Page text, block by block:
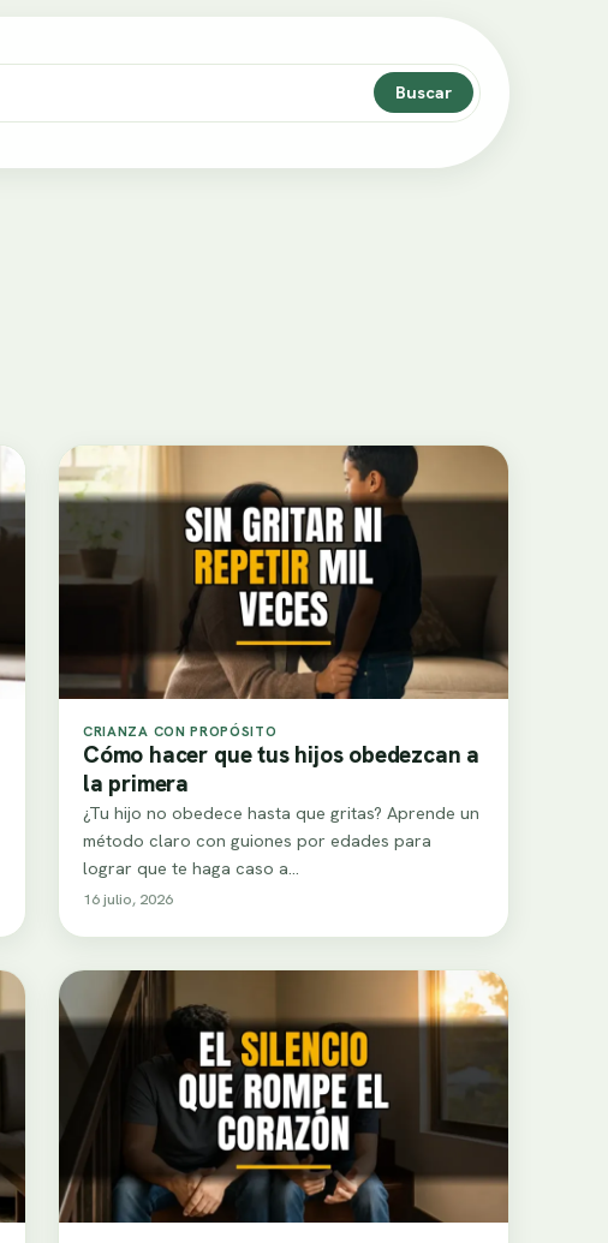
Buscar
CRIANZA CON PROPÓSITO
Cómo hacer que tus hijos obedezcan a
la primera
¿Tu hijo no obedece hasta que gritas? Aprende un
método claro con guiones por edades para
lograr que te haga caso a…
16 julio, 2026